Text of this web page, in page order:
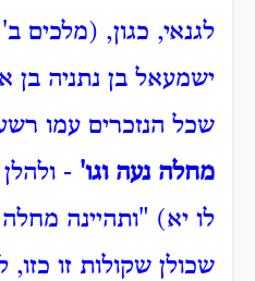
לגנאי, כגון, (מלכים
ישמעאל בן נתניה בן
שכל הנזכרים עמו
מחלה נעה וגו' -
לו יא) "ותהיינה
שכולן שקולות זו